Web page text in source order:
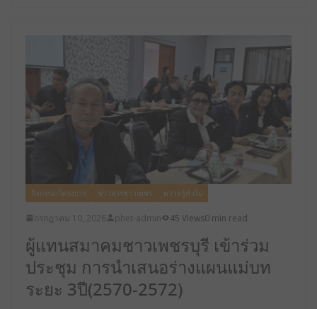
กิจกรรม/โครงการ ข่าวสารชาวเพชร ความรู้ทั่วไป
กรกฎาคม 10, 2026 phet-admin 45 Views0 min read
ผู้แทนสมาคมชาวเพชรบุรี เข้าร่วม
ประชุม การนําเสนอร่างแผนแม่บท
ระยะ 3ปี(2570-2572)